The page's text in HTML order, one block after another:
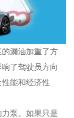
漏油加重了方
了驾驶员方向
能和经济性
泵。如果只是